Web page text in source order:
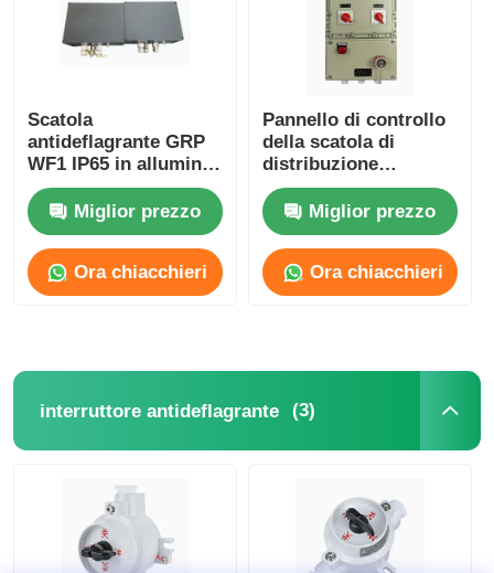
Scatola
antideflagrante GRP
WF1 IP65 in alluminio
pressofuso
Miglior prezzo
Ora chiacchieri
Pannello di controllo
della scatola di
distribuzione
antideflagrante IP65
resistente alla
corrosione
Miglior prezzo
Ora chiacchieri
interruttore antideflagrante (3)